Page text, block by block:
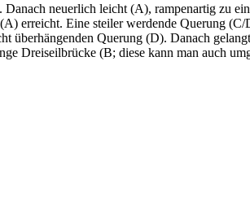
neuerlich leicht (A), rampenartig zu
erreicht. Eine steiler werdende Querung
Querung (D). Danach
Dreiseilbrücke (B; diese kann man auch